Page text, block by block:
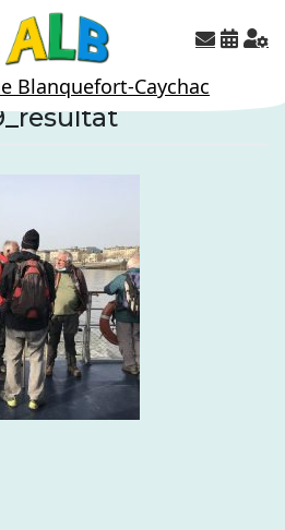
Blanquefort-Caychac